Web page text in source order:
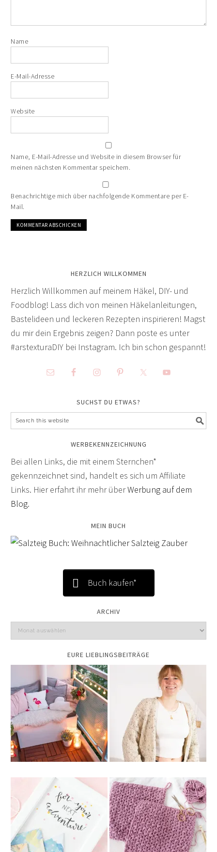
Name
E-Mail-Adresse
Website
Name, E-Mail-Adresse und Website in diesem Browser für
meinen nächsten Kommentar speichern.
Benachrichtige mich über nachfolgende Kommentare per E-
Mail.
HERZLICH WILLKOMMEN
Herzlich Willkommen auf meinem Häkel, DIY- und
Foodblog! Lass dich von meinen Häkelanleitungen,
Bastelideen und leckeren Rezepten inspirieren! Magst
du mir dein Ergebnis zeigen? Dann poste es unter
#arstexturaDIY bei Instagram. Ich bin schon gespannt!
SUCHST DU ETWAS?
WERBEKENNZEICHNUNG
Bei allen Links, die mit einem Sternchen*
gekennzeichnet sind, handelt es sich um Affiliate
Links. Hier erfahrt ihr mehr überWerbung auf dem
Blog.
MEIN BUCH
Buch kaufen*
ARCHIV
EURE LIEBLINGSBEITRÄGE